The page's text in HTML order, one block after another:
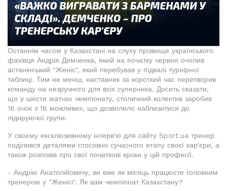
Останнім часом у Казахстані на слуху прізвище українського
фахівця Андрія Демченка, який на початку червня очолив
астанінський "Женіс", який перебував у підвалі турнірної
таблиці. Тим не менш, наставник за короткий час перетворив
команду на незручного для всіх суперника. Досить сказати,
що у шести матчах чемпіонату, столичний колектив заробив
16 очок з 18 можливих, що дозволило наблизитися до
лідируючої групи.
У своєму ексклюзивному інтерв'ю для сайту Sport.ua тренер
поділився деталями стосовно сучасного етапу своєї кар'єри, а
також розповів про свої початкові кроки у цій професії.
- Андрію Анатолійовичу, ви вже як місяць працюєте головним
тренером у "Женісі". Як вам чемпіонат Казахстану?